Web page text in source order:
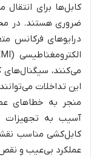
کابل‌ها برای
ضروری هستند. در
درایوهای فرکانس
می‌کنند،
این تداخلات
منجر به خطاهای
آسیب به تجهیزات
کابل‌کشی مناسب
عملکرد بی‌عیب و